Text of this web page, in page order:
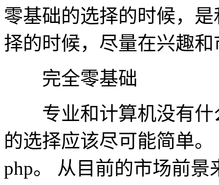
零基础的选择的时候，
择的时候，尽量在兴趣
完全零基础
专业和计算机没有什
的选择应该尽可能简单
php。 从目前的市场前景